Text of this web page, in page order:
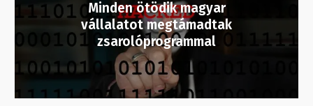
Minden ötödik magyar
vállalatot megtámadtak
zsarolóprogrammal